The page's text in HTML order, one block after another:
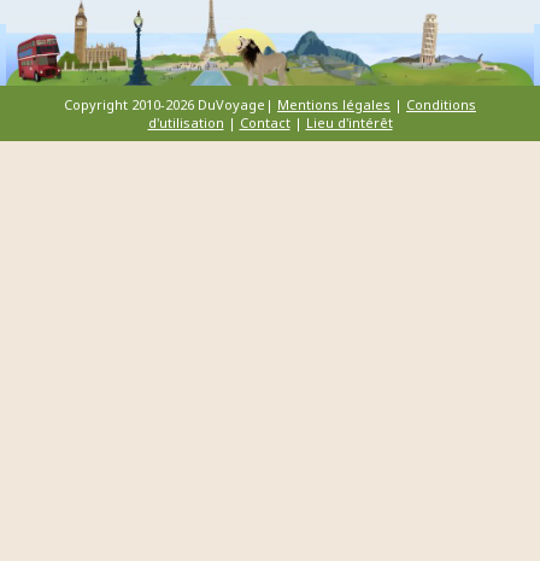
Copyright 2010-2026 DuVoyage| Mentions légales | Conditions
d'utilisation | Contact| Lieu d'intérêt